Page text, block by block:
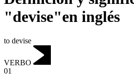
"devise"en inglés
to devise
VERBO
01